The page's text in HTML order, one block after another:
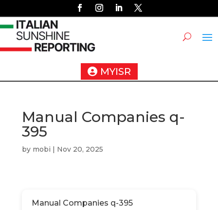
MYISR
Manual Companies q-
395
by mobi | Nov 20, 2025
Manual Companies q-395